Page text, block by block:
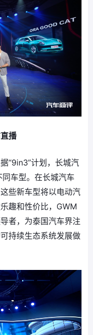
直播
“9in3”计划，长城汽
车型。在长城汽车
些新车型将以电动汽
趣和性价比，GWM
者，为泰国汽车界注
持续生态系统发展做